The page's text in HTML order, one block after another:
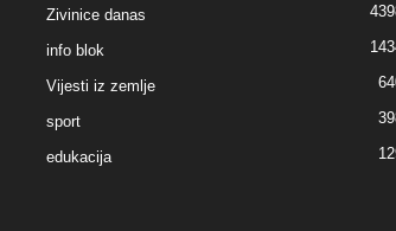
Zivinice danas
info blok
Vijesti iz zemlje
sport
edukacija